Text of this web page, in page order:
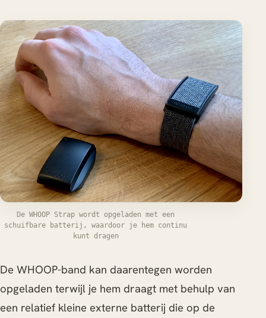
De WHOOP Strap wordt opgeladen met een
schuifbare batterij, waardoor je hem continu
kunt dragen
De WHOOP-band kan daarentegen worden
opgeladen terwijl je hem draagt met behulp van
een relatief kleine externe batterij die op de